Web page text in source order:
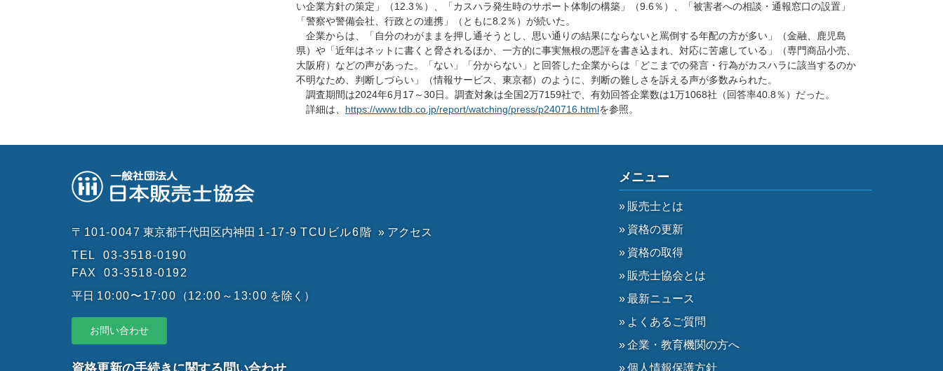
い企業方針の策定」（12.3％）、「カスハラ発生時のサポート体制の構築」（9.6％）、「被害者への相談・通報窓口の設置」
「警察や警備会社、行政との連携」（ともに8.2％）が続いた。
企業からは、「自分のわがままを押し通そうとし、思い通りの結果にならないと罵倒する年配の方が多い」（金融、鹿児島
県）や「近年はネットに書くと脅されるほか、一方的に事実無根の悪評を書き込まれ、対応に苦慮している」（専門商品小売、
大阪府）などの声があった。「ない」「分からない」と回答した企業からは「どこまでの発言・行為がカスハラに該当するのか
不明なため、判断しづらい」（情報サービス、東京都）のように、判断の難しさを訴える声が多数みられた。
調査期間は2024年6月17～30日。調査対象は全国2万7159社で、有効回答企業数は1万1068社（回答率40.8％）だった。
詳細は、 https://www.tdb.co.jp/report/watching/press/p240716.htmlを参照。
〒101-0047 東京都千代田区内神田 1-17-9 TCUビル6階
» アクセス
TEL
03-3518-0190
FAX
03-3518-0192
平日 10:00〜17:00 （12:00～13:00 を除く）
お問い合わせ
資格更新の手続きに関する問い合わせ
メニュー
販売士とは
資格の更新
資格の取得
販売士協会とは
最新ニュース
よくあるご質問
企業・教育機関の方へ
個人情報保護方針